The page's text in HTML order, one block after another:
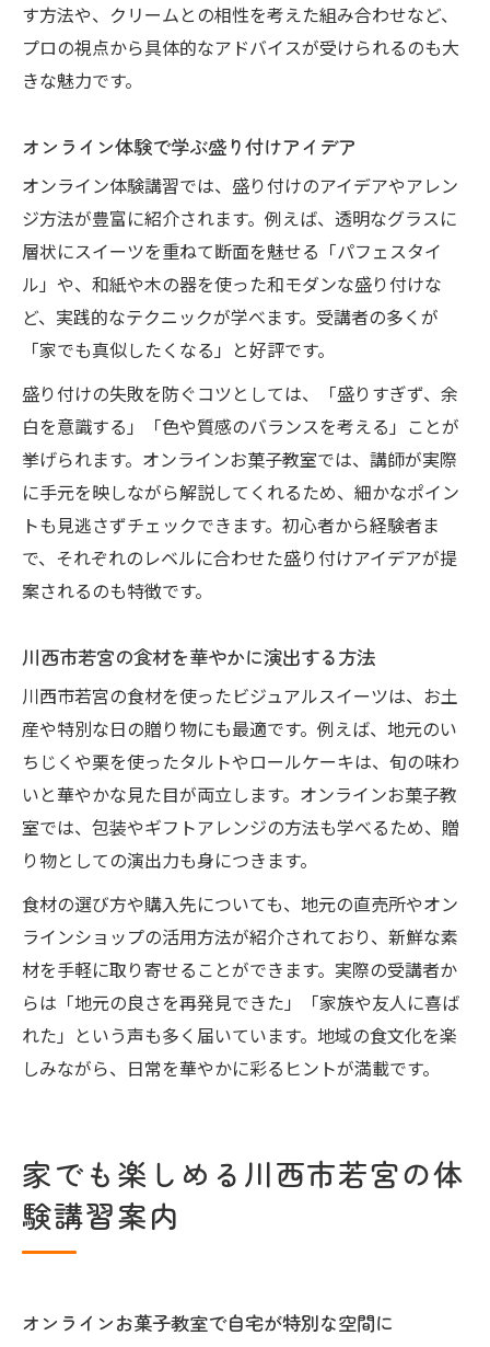
す方法や、クリームとの相性を考えた組み合わせなど、
プロの視点から具体的なアドバイスが受けられるのも大
きな魅力です。
オンライン体験で学ぶ盛り付けアイデア
オンライン体験講習では、盛り付けのアイデアやアレン
ジ方法が豊富に紹介されます。例えば、透明なグラスに
層状にスイーツを重ねて断面を魅せる「パフェスタイ
ル」や、和紙や木の器を使った和モダンな盛り付けな
ど、実践的なテクニックが学べます。受講者の多くが
「家でも真似したくなる」と好評です。
盛り付けの失敗を防ぐコツとしては、「盛りすぎず、余
白を意識する」「色や質感のバランスを考える」ことが
挙げられます。オンラインお菓子教室では、講師が実際
に手元を映しながら解説してくれるため、細かなポイン
トも見逃さずチェックできます。初心者から経験者ま
で、それぞれのレベルに合わせた盛り付けアイデアが提
案されるのも特徴です。
川西市若宮の食材を華やかに演出する方法
川西市若宮の食材を使ったビジュアルスイーツは、お土
産や特別な日の贈り物にも最適です。例えば、地元のい
ちじくや栗を使ったタルトやロールケーキは、旬の味わ
いと華やかな見た目が両立します。オンラインお菓子教
室では、包装やギフトアレンジの方法も学べるため、贈
り物としての演出力も身につきます。
食材の選び方や購入先についても、地元の直売所やオン
ラインショップの活用方法が紹介されており、新鮮な素
材を手軽に取り寄せることができます。実際の受講者か
らは「地元の良さを再発見できた」「家族や友人に喜ば
れた」という声も多く届いています。地域の食文化を楽
しみながら、日常を華やかに彩るヒントが満載です。
家でも楽しめる川西市若宮の体
験講習案内
オンラインお菓子教室で自宅が特別な空間に